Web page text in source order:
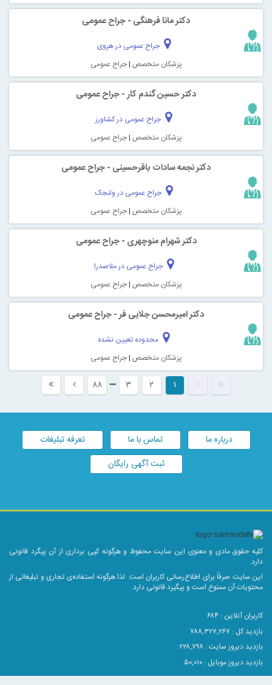
دکتر مانا فرهنگی - جراح عمومی
جراح عمومی در هروی
پزشکان متخصص |جراح عمومی
دکتر حسین گندم کار - جراح عمومی
جراح عمومی در کشاورز
پزشکان متخصص |جراح عمومی
دکتر نجمه سادات باقرحسینی - جراح عمومی
جراح عمومی در ولنجک
پزشکان متخصص |جراح عمومی
دکتر شهرام منوچهری - جراح عمومی
جراح عمومی در ملاصدرا
پزشکان متخصص |جراح عمومی
دکتر امیرمحسن جلایی فر - جراح عمومی
محدوده تعیین نشده
پزشکان متخصص |جراح عمومی
۱ ۲ ۳ ۸۸
درباره ما تماس با ما
تعرفه تبلیغات
ثبت آگهی رایگان
کلیه حقوق مادی و معنوی این سایت محفوظ و هرگونه کپی برداری از آن پیگرد قانونی
دارد.
این سایت صرفاً برای اطلاع‌رسانی کاربران است. لذا هرگونه استفاده‌ی تجاری و تبلیغاتی از
محتویات آن ممنوع است و پیگیرد قانونی دارد.
کاربران آنلاین : ۶۸۴
بازدید کل : ۷۸۸,۳۲۷,۲۶۷
بازدید دیروز سایت : ۲۲۸,۷۹۸
بازدید دیروز موبایل : ۵۰,۰۱۰